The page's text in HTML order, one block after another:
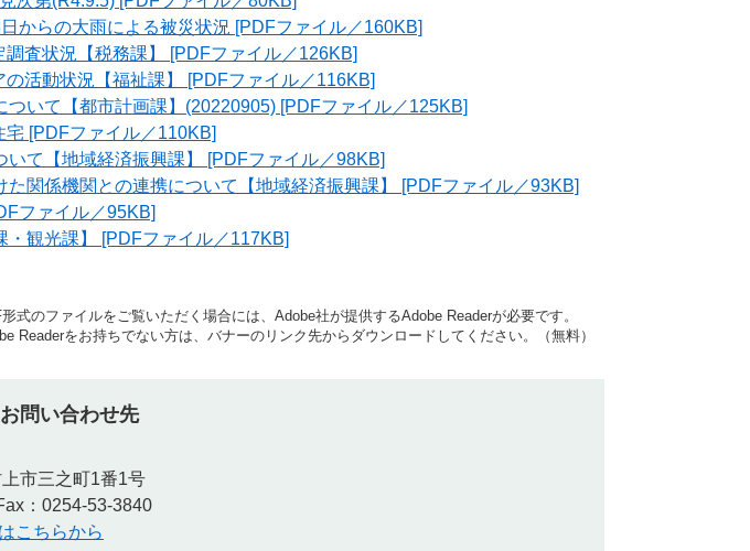
からの大雨による被災状況 [PDFファイル／160KB]
調査状況【税務課】 [PDFファイル／126KB]
の活動状況【福祉課】 [PDFファイル／116KB]
ついて【都市計画課】(20220905) [PDFファイル／125KB]
[PDFファイル／110KB]
いて【地域経済振興課】 [PDFファイル／98KB]
た関係機関との連携について【地域経済振興課】 [PDFファイル／93KB]
ファイル／95KB]
・観光課】 [PDFファイル／117KB]
形式のファイルをご覧いただく場合には、Adobe社が提供するAdobe Readerが必要です。
Readerをお持ちでない方は、バナーのリンク先からダウンロードしてください。（無料）
問い合わせ先
市三之町1番1号
：0254-53-3840
こちらから